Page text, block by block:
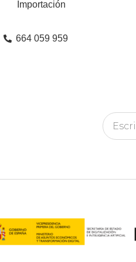
Importación
664 059 959